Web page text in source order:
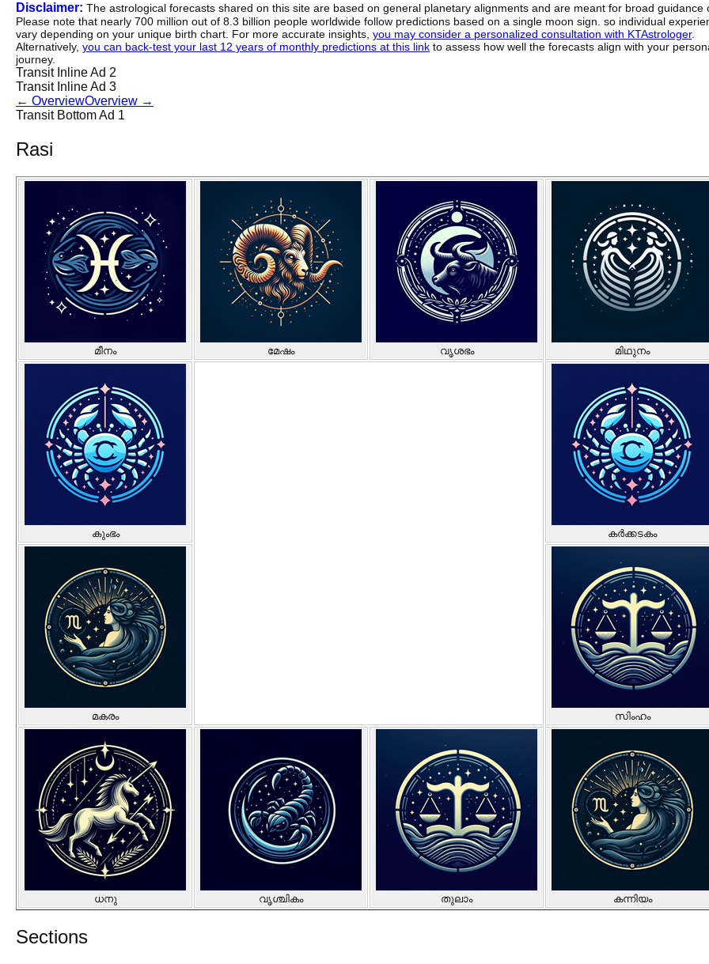
Disclaimer: The astrological forecasts shared on this site are based on general planetary alignments and are meant for broad guidance
Please note that nearly 700 million out of 8.3 billion people worldwide follow predictions based on a single moon sign. so individual
vary depending on your unique birth chart. For more accurate insights, you may consider a personalized consultation with KTAstrologer.
Alternatively, you can back-test your last 12 years of monthly predictions at this link to assess how well the forecasts align with your
journey.
Transit Inline Ad 2
Transit Inline Ad 3
← OverviewOverview →
Transit Bottom Ad 1
Rasi
മീനം മേഷം വൃശഭം മിഥുനം
കുംഭം കർക്കടകം
മകരം സിംഹം
ധനു വൃശ്ചികം തുലാം കന്നിയം
Sections